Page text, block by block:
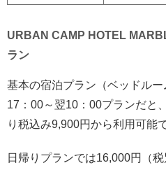
URBAN CAMP HOTEL
ラン
基本の宿泊プラン（ベッドル
17：00～翌10：00プランだと
り税込み9,900円から利用可能
日帰りプランでは16,000円（